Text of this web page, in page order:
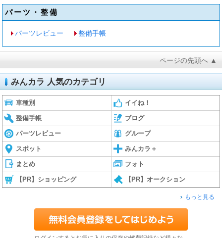
パーツ・整備
パーツレビュー 整備手帳
ページの先頭へ ▲
みんカラ 人気のカテゴリ
車種別 イイね！
整備手帳 ブログ
パーツレビュー グループ
スポット みんカラ＋
まとめ フォト
【PR】ショッピング 【PR】オークション
もっと見る